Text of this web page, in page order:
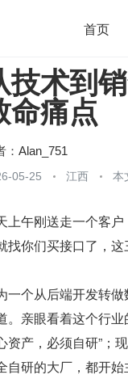
首页
架构
团队管理
技术到
命痛点
： Alan_751
05-25 江西 本
上午刚送走一个客
找你们买接口了，
一个从后端开发转
。亲眼看着这个行
资产，必须自研”；
自研的大厂，都开始